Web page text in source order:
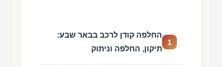
1
החלפה קודן לרכב בבאר שבע:
תיקון, החלפה וניתוק